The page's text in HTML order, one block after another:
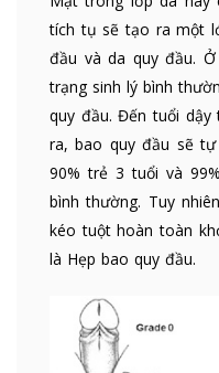
tích tụ sẽ tạo ra một
đầu và da quy đầu.
trạng sinh lý bình
quy đầu. Đến tuổi
ra, bao quy đầu sẽ
90% trẻ 3 tuổi và
bình thường. Tuy
kéo tuột hoàn toàn
là Hẹp bao quy đầu.